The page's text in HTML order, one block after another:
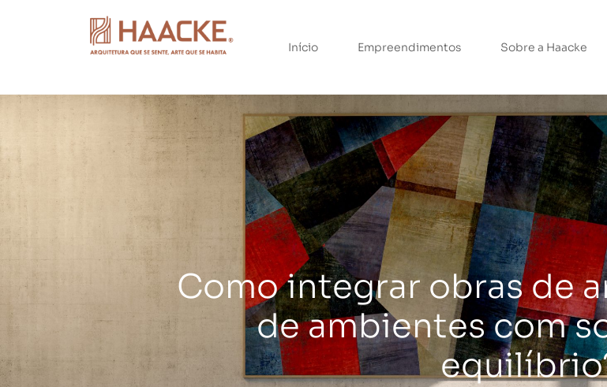
Início Empreendimentos Sobre a Haacke
Como integrar obras de
de ambientes com